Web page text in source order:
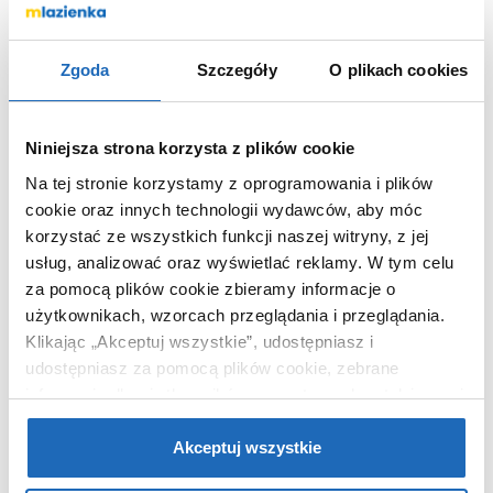
Zgoda Szczegóły O plikach cookies
Niniejsza strona korzysta z plików cookie
Na tej stronie korzystamy z oprogramowania i plików
cookie oraz innych technologii wydawców, aby móc
korzystać ze wszystkich funkcji naszej witryny, z jej
usług, analizować oraz wyświetlać reklamy. W tym celu
za pomocą plików cookie zbieramy informacje o
użytkownikach, wzorcach przeglądania i przeglądania.
Klikając „Akceptuj wszystkie”, udostępniasz i
udostępniasz za pomocą plików cookie, zebrane
informacje dla użytkowników zewnętrznych, a także nasi
partnerzy reklamowi.Jeśli chcesz, włącz „Tylko
wymagane pliki cookie”.Pamiętaj jednak, że
zablokowane niektóre pliki cookie mogą mieć wpływ na
Akceptuj wszystkie
Kod EAN
Wymiary z
opakowaniem
54 x 11 x 121 cm
Waga z
10,00 kg
Dane producenta Zobacz
KUPOWANE Z